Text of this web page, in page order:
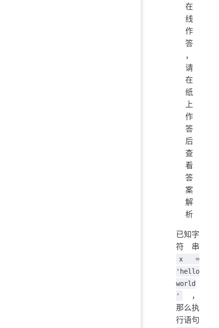
在
线
作
答
，
请
在
纸
上
作
答
后
查
看
答
案
解
析
已知字
符串
x =
'hello
world
'
，
那么执
行语句